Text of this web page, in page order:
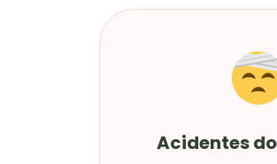
Acidentes